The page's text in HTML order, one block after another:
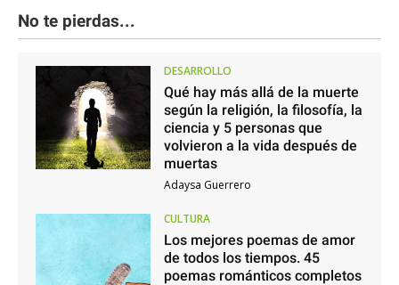
No te pierdas...
DESARROLLO
Qué hay más allá de la muerte
según la religión, la filosofía, la
ciencia y 5 personas que
volvieron a la vida después de
muertas
Adaysa Guerrero
CULTURA
Los mejores poemas de amor
de todos los tiempos. 45
poemas románticos completos